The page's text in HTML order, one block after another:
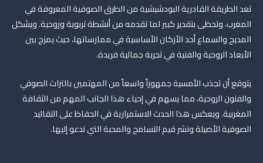
تعد الطريقة القادرية البودشيشية من الطرق الصوفية المعروفة في
المغرب، وتحظى بتقدير كبير لما تقدمه من أنشطة تربوية وروحية. ويشكل
المديح والسماع أحد الأركان الأساسية في ممارساتها، حيث يمزج بين
الأبعاد الروحية والفنية في تجربة جمالية فريدة.
يتوقع أن تجذب الأمسية جمهوراً واسعاً من المهتمين بالتراث الصوفي
والفنون الروحية، مما يسهم في إحياء هذا الجانب المهم من الثقافة
المغربية. ويعكس هذا الحدث الاستمرارية في الحفاظ على التقاليد
الصوفية الأصيلة ونشر قيم التسامح والمحبة التي تدعو إليها.